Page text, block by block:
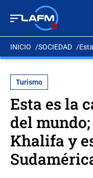
INICIO SOCIEDAD
Turismo
Esta es la
del
Khalifa y